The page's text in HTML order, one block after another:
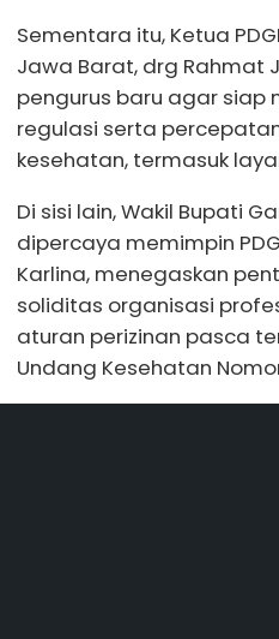
Sementara itu, Ketua
Jawa Barat, drg Rahmat
pengurus baru agar
regulasi serta
kesehatan, termasuk
Di sisi lain, Wakil Bupati
dipercaya memimpin
Karlina, menegaskan
soliditas organisasi
aturan perizinan pasca
Undang Kesehatan